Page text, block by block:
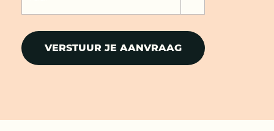
VERSTUUR JE AANVRAAG